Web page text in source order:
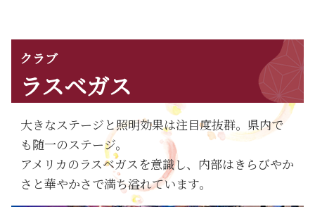
クラブ
ラスベガス
大きなステージと照明効果は注目度抜群。県内で
も随一のステージ。
アメリカのラスベガスを意識し、内部はきらびやか
さと華やかさで満ち溢れています。